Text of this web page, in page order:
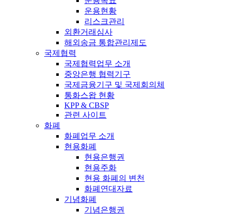
운용현황
리스크관리
외환거래심사
해외송금 통합관리제도
국제협력
국제협력업무 소개
중앙은행 협력기구
국제금융기구 및 국제회의체
통화스왑 현황
KPP & CBSP
관련 사이트
화폐
화폐업무 소개
현용화폐
현용은행권
현용주화
현용 화폐의 변천
화폐연대자료
기념화폐
기념은행권